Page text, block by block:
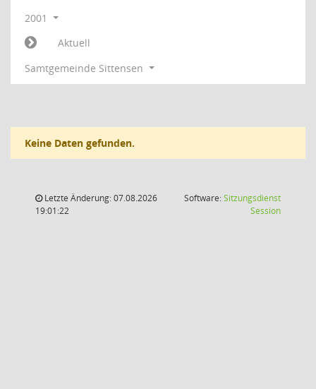
2001
Aktuell
Samtgemeinde Sittensen
Keine Daten gefunden.
Letzte Änderung: 07.08.2026
19:01:22
Software:Sitzungsdienst
Session(Wird in